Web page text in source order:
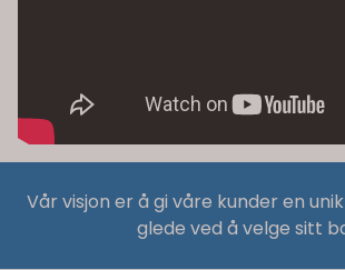
Vår visjon er å gi våre kunder en
glede ved å velge sitt